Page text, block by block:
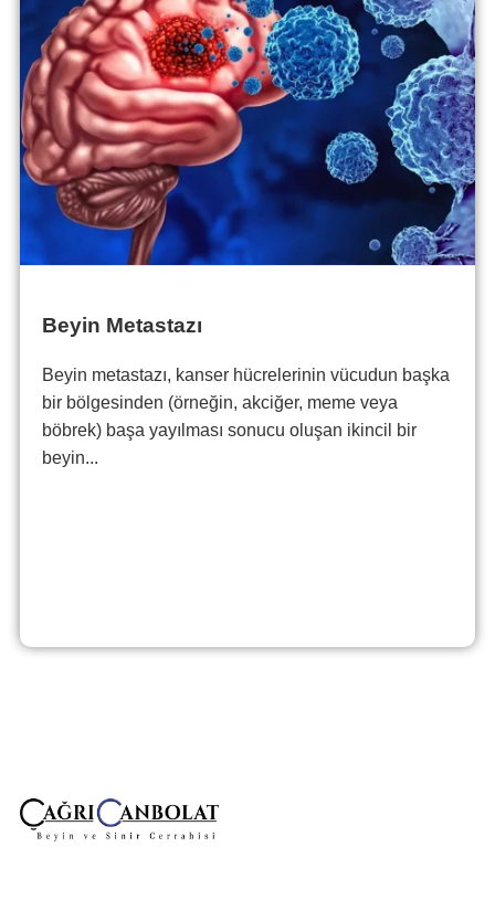
Beyin Metastazı
Beyin metastazı, kanser hücrelerinin vücudun başka
bir bölgesinden (örneğin, akciğer, meme veya
böbrek) başa yayılması sonucu oluşan ikincil bir
beyin...